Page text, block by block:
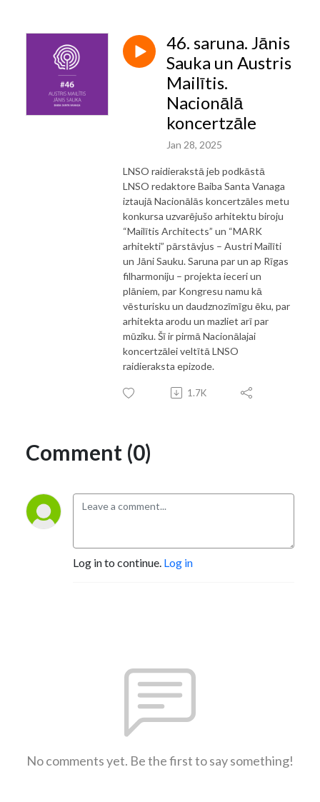
46. saruna. Jānis
Sauka un Austris
Mailītis.
Nacionālā
koncertzāle
Jan 28, 2025
LNSO raidierakstā jeb podkāstā
LNSO redaktore Baiba Santa Vanaga
iztaujā Nacionālās koncertzāles metu
konkursa uzvarējušo arhitektu biroju
“Mailītis Architects” un “MARK
arhitekti” pārstāvjus – Austri Mailīti
un Jāni Sauku. Saruna par un ap Rīgas
filharmoniju – projekta ieceri un
plāniem, par Kongresu namu kā
vēsturisku un daudznozīmīgu ēku, par
arhitekta arodu un mazliet arī par
mūziku. Šī ir pirmā Nacionālajai
koncertzālei veltītā LNSO
raidieraksta epizode.
1.7K
Comment (0)
Log in to continue. Log in
No comments yet. Be the first to say something!